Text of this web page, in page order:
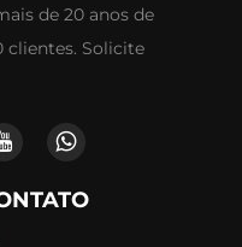
de 20 anos de
clientes. Solicite